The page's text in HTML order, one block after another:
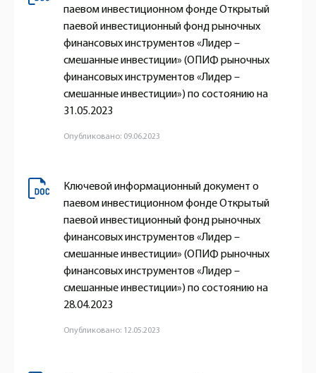
паевом инвестиционном фонде Открытый
паевой инвестиционный фонд рыночных
финансовых инструментов «Лидер –
смешанные инвестиции» (ОПИФ рыночных
финансовых инструментов «Лидер –
смешанные инвестиции») по состоянию на
31.05.2023
Опубликовано: 09.06.2023
Ключевой информационный документ о
паевом инвестиционном фонде Открытый
паевой инвестиционный фонд рыночных
финансовых инструментов «Лидер –
смешанные инвестиции» (ОПИФ рыночных
финансовых инструментов «Лидер –
смешанные инвестиции») по состоянию на
28.04.2023
Опубликовано: 12.05.2023